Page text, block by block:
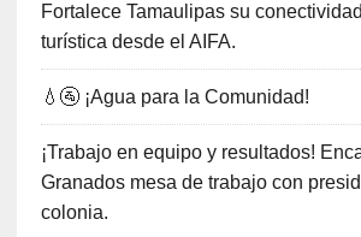
Fortalece Tamaulipas su
turística desde el AIFA.
💧🚰 ¡Agua para la Comunidad!
¡Trabajo en equipo y resultados!
Granados mesa de trabajo con
colonia.